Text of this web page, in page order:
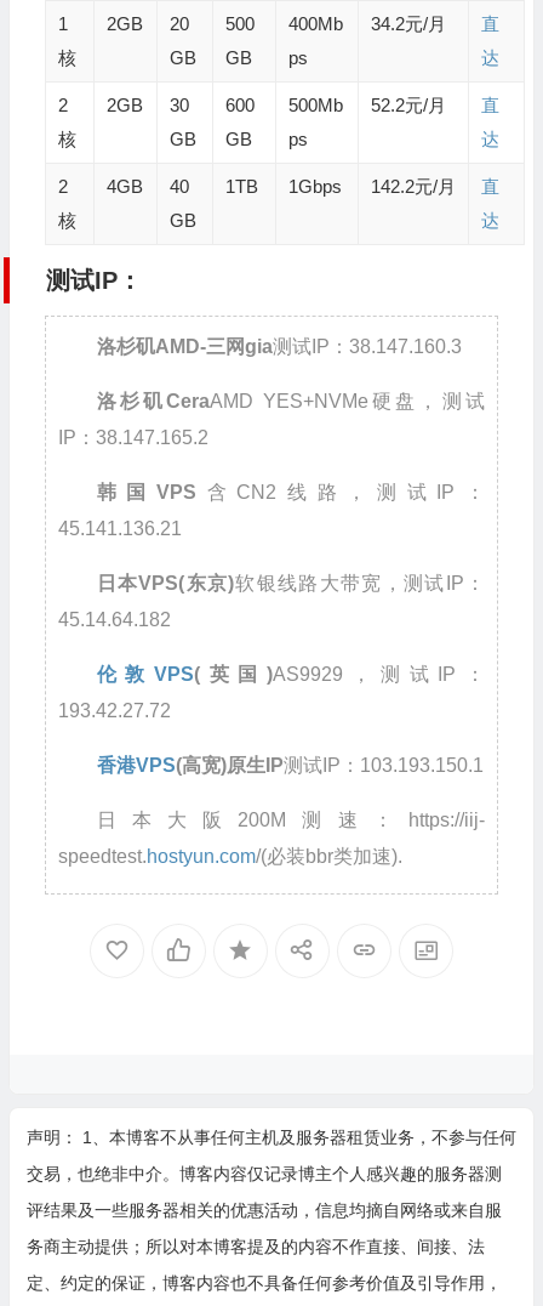
1
核
2GB
20
GB
500
GB
400Mb
ps
34.2元/月
直
达
2
核
2GB
30
GB
600
GB
500Mb
ps
52.2元/月
直
达
2
核
4GB
40
GB
1TB 1Gbps 142.2元/月
直
达
测试IP：
洛杉矶AMD-三网gia测试IP：38.147.160.3
洛杉矶CeraAMD YES+NVMe硬盘，测试
IP：38.147.165.2
韩国VPS 含CN2线路，测试IP：
45.141.136.21
日本VPS(东京)软银线路大带宽，测试IP：
45.14.64.182
伦敦VPS(英国)AS9929，测试IP：
193.42.27.72
香港VPS(高宽)原生IP测试IP：103.193.150.1
日本大阪200M测速：https://iij-
speedtest.hostyun.com/(必装bbr类加速).
声明： 1、本博客不从事任何主机及服务器租赁业务，不参与任何
交易，也绝非中介。博客内容仅记录博主个人感兴趣的服务器测
评结果及一些服务器相关的优惠活动，信息均摘自网络或来自服
务商主动提供；所以对本博客提及的内容不作直接、间接、法
定、约定的保证，博客内容也不具备任何参考价值及引导作用，